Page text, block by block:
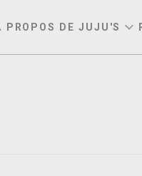
PROPOS DE JUJU'S expand_more